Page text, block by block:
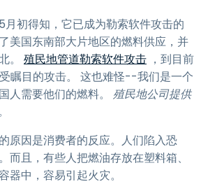
初得知，它已成为勒索软件攻击的
美国东南部大片地区的燃料供应，并
。 殖民地管道勒索软件攻击 ，到目前
瞩目的攻击。 这也难怪--我们是一个
人需要他们的燃料。 殖民地公司提供
原因是消费者的反应。人们陷入恐
而且，有些人把燃油存放在塑料箱、
器中，容易引起火灾。